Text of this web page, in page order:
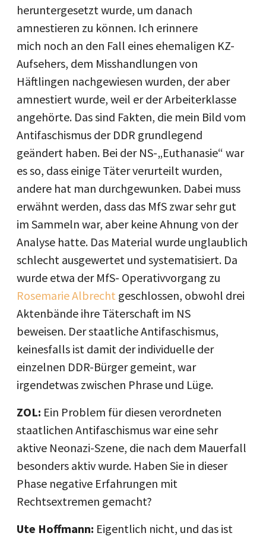
heruntergesetzt wurde, um danach
amnestieren zu können. Ich erinnere
mich noch an den Fall eines ehemaligen KZ-
Aufsehers, dem Misshandlungen von
Häftlingen nachgewiesen wurden, der aber
amnestiert wurde, weil er der Arbeiterklasse
angehörte. Das sind Fakten, die mein Bild vom
Antifaschismus der DDR grundlegend
geändert haben. Bei der NS-„Euthanasie“ war
es so, dass einige Täter verurteilt wurden,
andere hat man durchgewunken. Dabei muss
erwähnt werden, dass das MfS zwar sehr gut
im Sammeln war, aber keine Ahnung von der
Analyse hatte. Das Material wurde unglaublich
schlecht ausgewertet und systematisiert. Da
wurde etwa der MfS- Operativvorgang zu
Rosemarie Albrecht geschlossen, obwohl drei
Aktenbände ihre Täterschaft im NS
beweisen. Der staatliche Antifaschismus,
keinesfalls ist damit der individuelle der
einzelnen DDR-Bürger gemeint, war
irgendetwas zwischen Phrase und Lüge.
ZOL: Ein Problem für diesen verordneten
staatlichen Antifaschismus war eine sehr
aktive Neonazi-Szene, die nach dem Mauerfall
besonders aktiv wurde. Haben Sie in dieser
Phase negative Erfahrungen mit
Rechtsextremen gemacht?
Ute Hoffmann: Eigentlich nicht, und das ist